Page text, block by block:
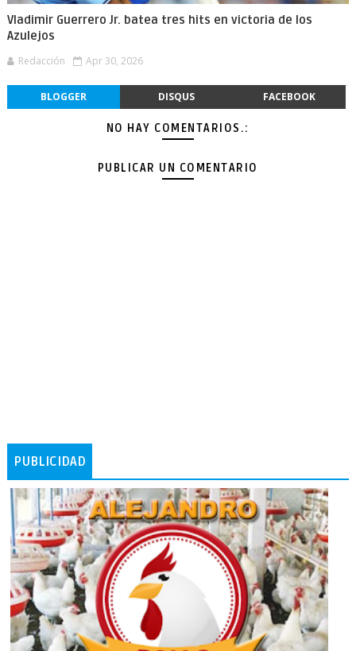
Vladimir Guerrero Jr. batea tres hits en victoria de los
Azulejos
Redacción Apr 30, 2026
BLOGGER DISQUS FACEBOOK
NO HAY COMENTARIOS.:
PUBLICAR UN COMENTARIO
PUBLICIDAD